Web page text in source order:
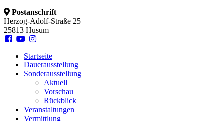
Postanschrift
Herzog-Adolf-Straße 25
25813 Husum
Startseite
Dauerausstellung
Sonderausstellung
Aktuell
Vorschau
Rückblick
Veranstaltungen
Vermittlung